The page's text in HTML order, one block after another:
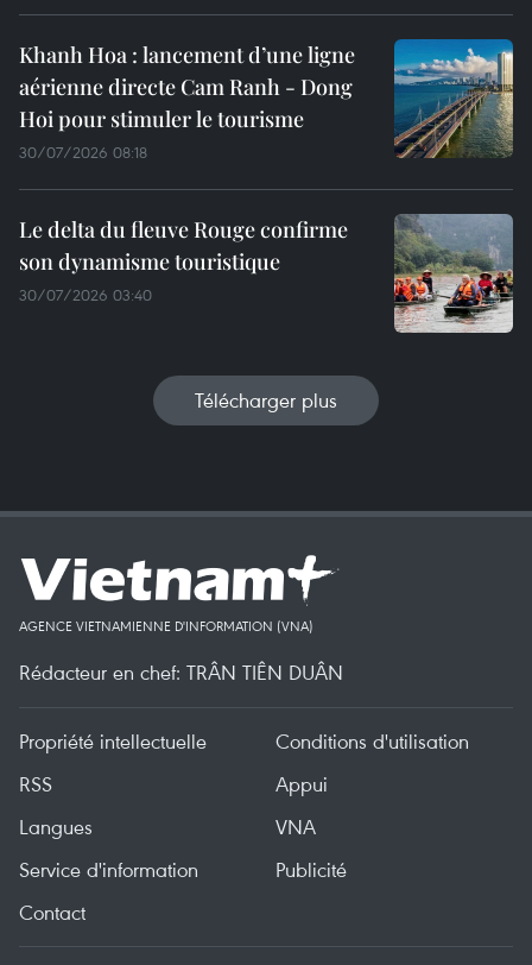
Khanh Hoa : lancement d’une ligne
aérienne directe Cam Ranh - Dong
Hoi pour stimuler le tourisme
30/07/2026 08:18
Le delta du fleuve Rouge confirme
son dynamisme touristique
30/07/2026 03:40
Télécharger plus
AGENCE VIETNAMIENNE D'INFORMATION (VNA)
Rédacteur en chef: TRÂN TIÊN DUÂN
Propriété intellectuelle
Conditions d'utilisation
RSS
Appui
Langues
VNA
Service d'information
Publicité
Contact